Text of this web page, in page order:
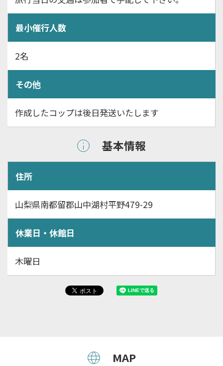
最小催行人数
2名
その他
作成したコップは後日発送いたします
基本情報
住所
山梨県南都留郡山中湖村平野479-29
休業日・休館日
木曜日
MAP